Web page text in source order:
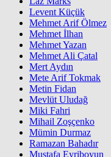
Levent Küçük
Mehmet Arif Ölmez
Mehmet İlhan
Mehmet Yazan
Mehmet Ali Çatal
Mert Aydın
Mete Arif Tokmak
Metin Fidan
Mevlüt Uludağ
Miki Fahri
Mihail Zoşçenko
Mümin Durmaz
Ramazan Bahadır
Mustafa Eyriboyun